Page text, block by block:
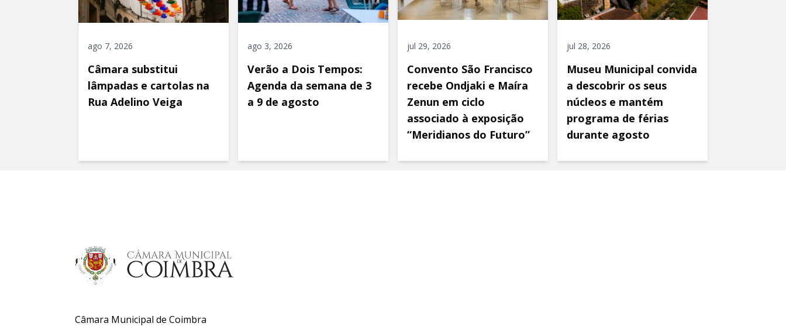
ago 7, 2026
Câmara substitui
lâmpadas e cartolas na
Rua Adelino Veiga
ago 3, 2026
Verão a Dois Tempos:
Agenda da semana de 3
a 9 de agosto
jul 29, 2026
Convento São Francisco
recebe Ondjaki e Maíra
Zenun em ciclo
associado à exposição
“Meridianos do Futuro”
jul 28, 2026
Museu Municipal convida
a descobrir os seus
núcleos e mantém
programa de férias
durante agosto
Câmara Municipal de Coimbra